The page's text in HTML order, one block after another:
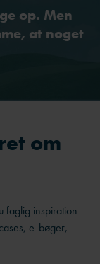
op. Men
at noget
om
faglig inspiration
e-bøger,